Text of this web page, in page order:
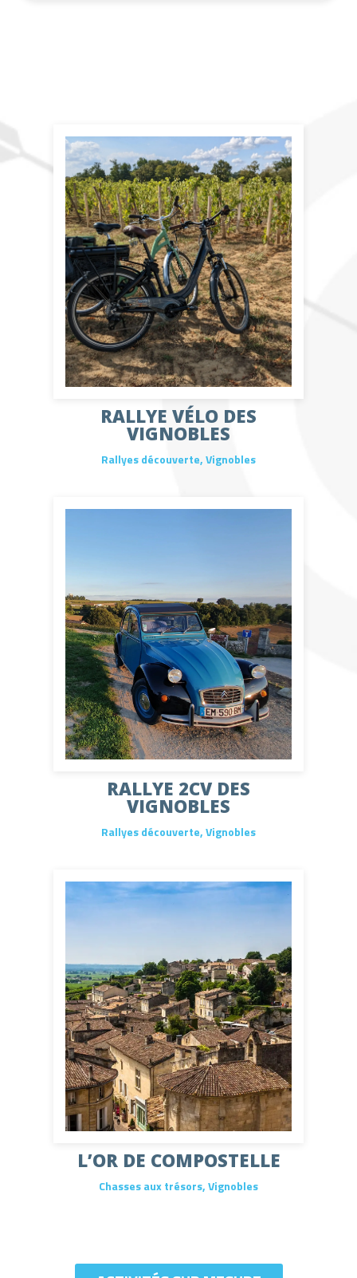
RALLYE VÉLO DES
VIGNOBLES
Rallyes découverte,Vignobles
RALLYE 2CV DES
VIGNOBLES
Rallyes découverte,Vignobles
L’OR DE COMPOSTELLE
Chasses aux trésors,Vignobles